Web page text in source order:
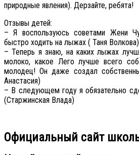
природные явления). Дерзайте, ребята!
Отзывы детей:
– Я воспользуюсь советами Жени
быстро ходить на лыжах ( Таня
– Теперь я знаю, на каких лыжах
молоко, какое Лего лучше всего
молодец! Он даже создал
Анастасия)
– В следующем году я обязательно
(Старжинская Влада)
Официальный сайт